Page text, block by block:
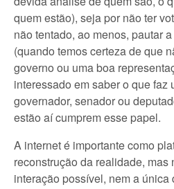
quem estão), seja por não ter
não tentado, ao menos, pautar
(quando temos certeza de que
governo ou uma boa
interessado em saber o que faz
governador, senador ou
estão aí cumprem esse papel.
A internet é importante como
reconstrução da realidade,
interação possível, nem a